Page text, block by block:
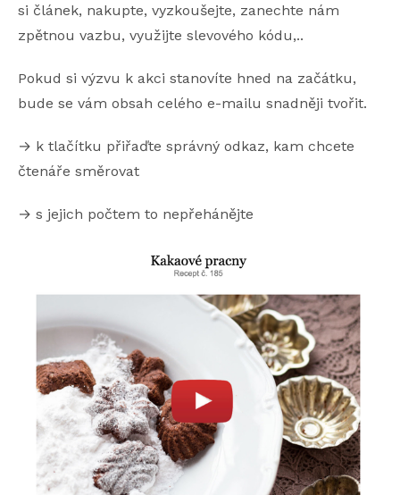
si článek, nakupte, vyzkoušejte, zanechte nám
zpětnou vazbu, využijte slevového kódu,..
Pokud si výzvu k akci stanovíte hned na začátku,
bude se vám obsah celého e-mailu snadněji tvořit.
→ k tlačítku přiřaďte správný odkaz, kam chcete
čtenáře směrovat
→ s jejich počtem to nepřehánějte